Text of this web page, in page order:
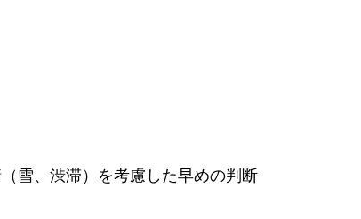
雪、渋滞）を考慮した早めの判断